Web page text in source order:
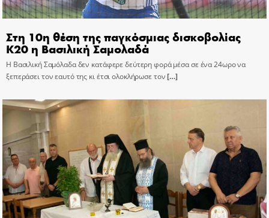
Στη 10η θέση της παγκόσμιας δισκοβολίας
Κ20 η Βασιλική Σαμολαδά
Η Βασιλική Σαμόλαδα δεν κατάφερε δεύτερη φορά μέσα σε ένα 24ωρο να
ξεπεράσει τον εαυτό της κι έτσι ολοκλήρωσε τον[…]